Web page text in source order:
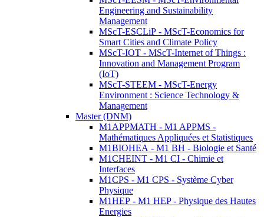
Engineering and Sustainability
Management
MScT-ESCLiP - MScT-Economics for
Smart Cities and Climate Policy
MScT-IOT - MScT-Internet of Things :
Innovation and Management Program
(IoT)
MScT-STEEM - MScT-Energy
Environment : Science Technology &
Management
Master (DNM)
M1APPMATH - M1 APPMS -
Mathématiques Appliquées et Statistiques
M1BIOHEA - M1 BH - Biologie et Santé
M1CHEINT - M1 CI - Chimie et
Interfaces
M1CPS - M1 CPS - Système Cyber
Physique
M1HEP - M1 HEP - Physique des Hautes
Energies